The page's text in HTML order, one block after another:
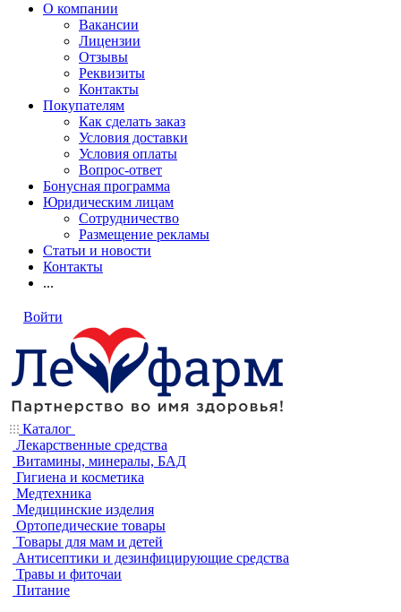
О компании
Вакансии
Лицензии
Отзывы
Реквизиты
Контакты
Покупателям
Как сделать заказ
Условия доставки
Условия оплаты
Вопрос-ответ
Бонусная программа
Юридическим лицам
Сотрудничество
Размещение рекламы
Статьи и новости
Контакты
...
Войти
Каталог
Лекарственные средства
Витамины, минералы, БАД
Гигиена и косметика
Медтехника
Медицинские изделия
Ортопедические товары
Товары для мам и детей
Антисептики и дезинфицирующие средства
Травы и фиточаи
Питание